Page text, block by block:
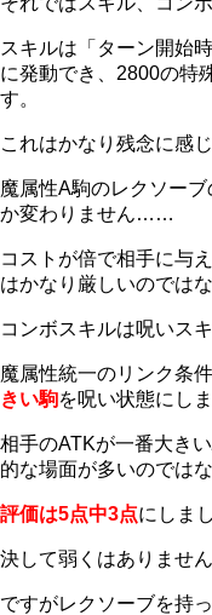
スキルは「ターン開始
に発動でき、2800の特
す。
これはかなり残念に感
魔属性A駒のレクソー
か変わりません……
コストが倍で相手に与
はかなり厳しいのでは
コンボスキルは呪いスキ
魔属性統一のリンク条件
きい駒を呪い状態にしま
相手のATKが一番大き
的な場面が多いのでは
評価は5点中3点にしま
決して弱くはありません
ですがレクソーブを持